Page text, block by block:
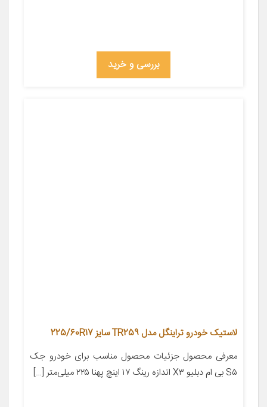
بررسی و خرید
لاستیک خودرو تراینگل مدل TR259 سایز 225/60R17
معرفی محصول جزئیات محصول مناسب برای خودرو جک
S۵ بی ام دبلیو X۳ اندازه رینگ ۱۷ اینچ پهنا ۲۲۵ میلی‌متر […]